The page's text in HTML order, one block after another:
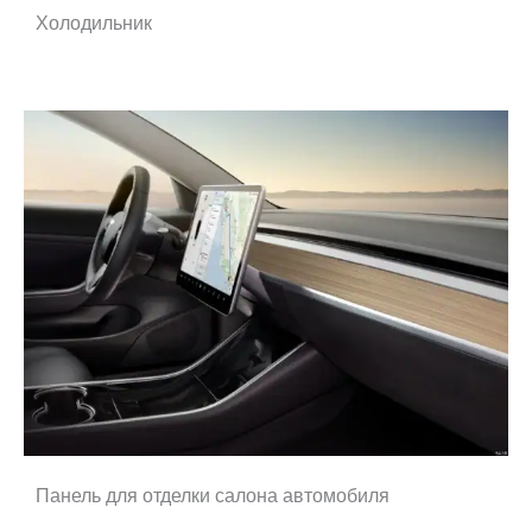
Холодильник
Панель для отделки салона автомобиля